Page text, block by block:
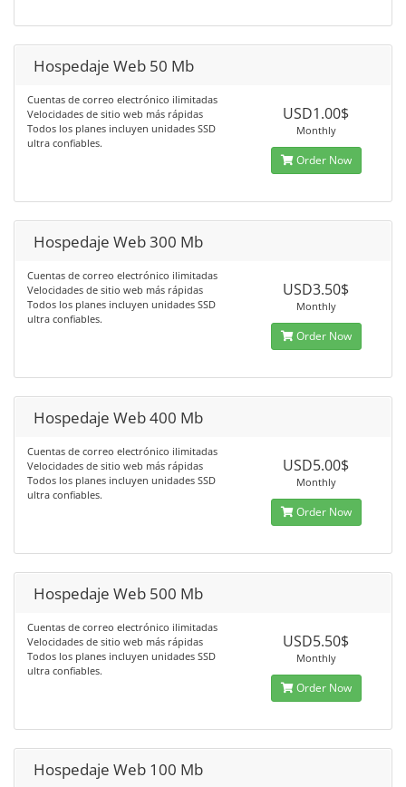
Hospedaje Web 50 Mb
Cuentas de correo electrónico ilimitadas
Velocidades de sitio web más rápidas
Todos los planes incluyen unidades SSD
ultra confiables.
USD1.00$
Monthly
Order Now
Hospedaje Web 300 Mb
Cuentas de correo electrónico ilimitadas
Velocidades de sitio web más rápidas
Todos los planes incluyen unidades SSD
ultra confiables.
USD3.50$
Monthly
Order Now
Hospedaje Web 400 Mb
Cuentas de correo electrónico ilimitadas
Velocidades de sitio web más rápidas
Todos los planes incluyen unidades SSD
ultra confiables.
USD5.00$
Monthly
Order Now
Hospedaje Web 500 Mb
Cuentas de correo electrónico ilimitadas
Velocidades de sitio web más rápidas
Todos los planes incluyen unidades SSD
ultra confiables.
USD5.50$
Monthly
Order Now
Hospedaje Web 100 Mb